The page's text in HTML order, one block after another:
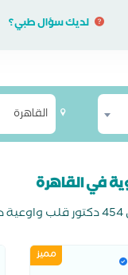
لديك سؤال طبي؟
القاهرة
في القاهرة
مميز